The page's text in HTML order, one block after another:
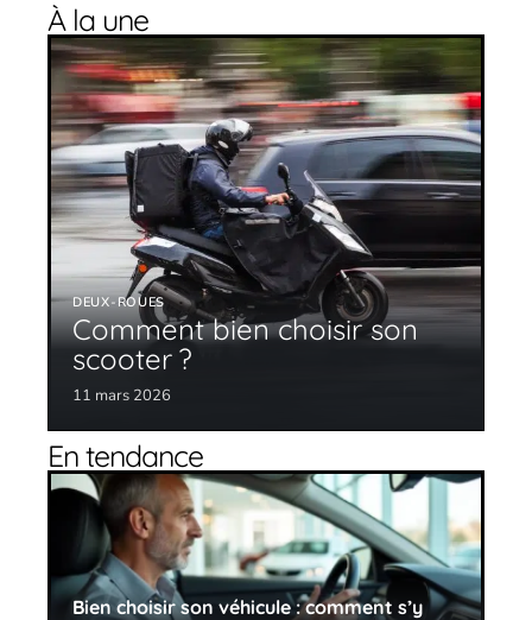
À la une
DEUX-ROUES
Comment bien choisir son
scooter ?
11 mars 2026
En tendance
Bien choisir son véhicule : comment s’y